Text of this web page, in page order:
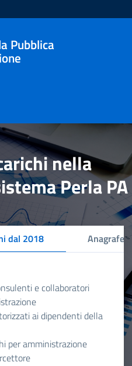
Pubblica
nella
Perla PA
dal 2018 Anagrafe
e collaboratori
ai dipendenti della
per amministrazione